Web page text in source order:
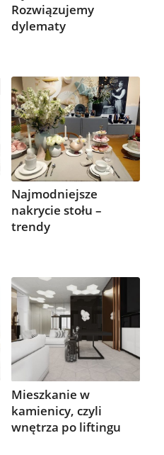
Rozwiązujemy
dylematy
Najmodniejsze
nakrycie stołu –
trendy
Mieszkanie w
kamienicy, czyli
wnętrza po liftingu